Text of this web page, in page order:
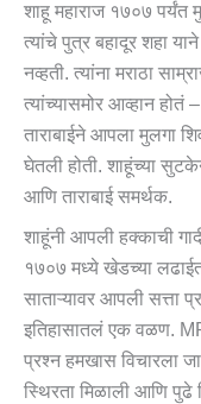
शाहू महाराज १७०७ पर्यंत
त्यांचे पुत्र बहादूर शहा
नव्हती. त्यांना मराठा
त्यांच्यासमोर आव्हान होतं
ताराबाईने आपला मुलगा
घेतली होती. शाहूंच्या
आणि ताराबाई समर्थक.
शाहूंनी आपली हक्काची
१७०७ मध्ये खेडच्या लढाईत
साताऱ्यावर आपली सत्ता
इतिहासातलं एक वळण.
प्रश्न हमखास विचारला
स्थिरता मिळाली आणि पुढे